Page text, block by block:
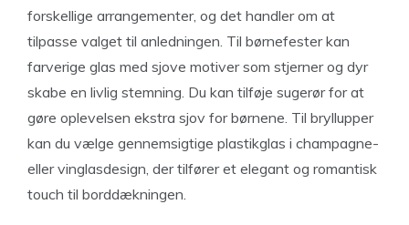
forskellige arrangementer, og det handler om at
tilpasse valget til anledningen. Til børnefester kan
farverige glas med sjove motiver som stjerner og dyr
skabe en livlig stemning. Du kan tilføje sugerør for at
gøre oplevelsen ekstra sjov for børnene. Til bryllupper
kan du vælge gennemsigtige plastikglas i champagne-
eller vinglasdesign, der tilfører et elegant og romantisk
touch til borddækningen.